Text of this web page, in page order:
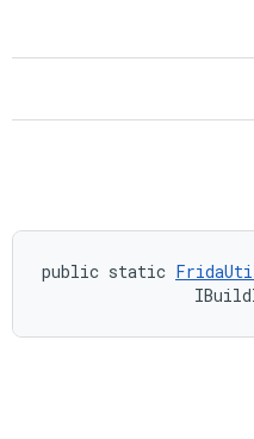
public static